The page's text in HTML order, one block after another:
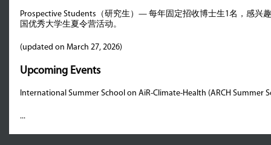
Prospective Students（研究生）— 每年固定招收博士生1名，感兴
国优秀大学生夏令营活动。
(updated on March 27, 2026)
Upcoming Events
International Summer School on AiR-Climate-Health (ARCH Summer
...